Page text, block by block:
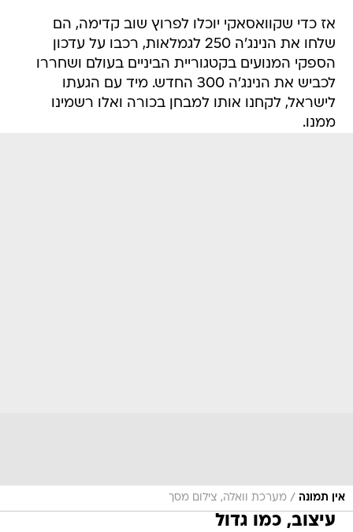
אז כדי שקוואסאקי יוכלו לפרוץ שוב קדימה, הם
שלחו את הנינג'ה 250 לגמלאות, רכבו על עדכון
הספקי המנועים בקטגוריית הביניים בעולם ושחררו
לכביש את הנינג'ה 300 החדש. מיד עם הגעתו
לישראל, לקחנו אותו למבחן בכורה ואלו רשמינו
ממנו.
אין תמונה / מערכת וואלה, צילום מסך
עיצוב, כמו גדול